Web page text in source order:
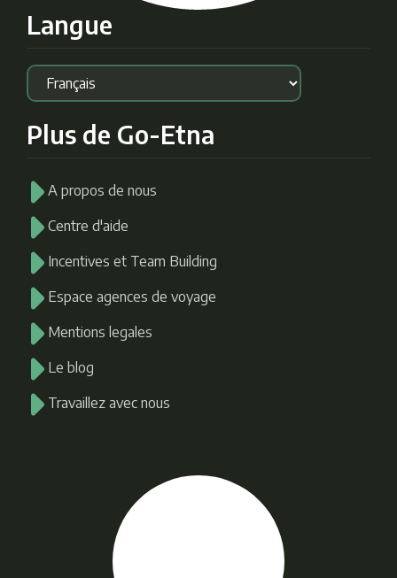
Langue
Plus de Go-Etna
A propos de nous
Centre d'aide
Incentives et Team Building
Espace agences de voyage
Mentions legales
Le blog
Travaillez avec nous